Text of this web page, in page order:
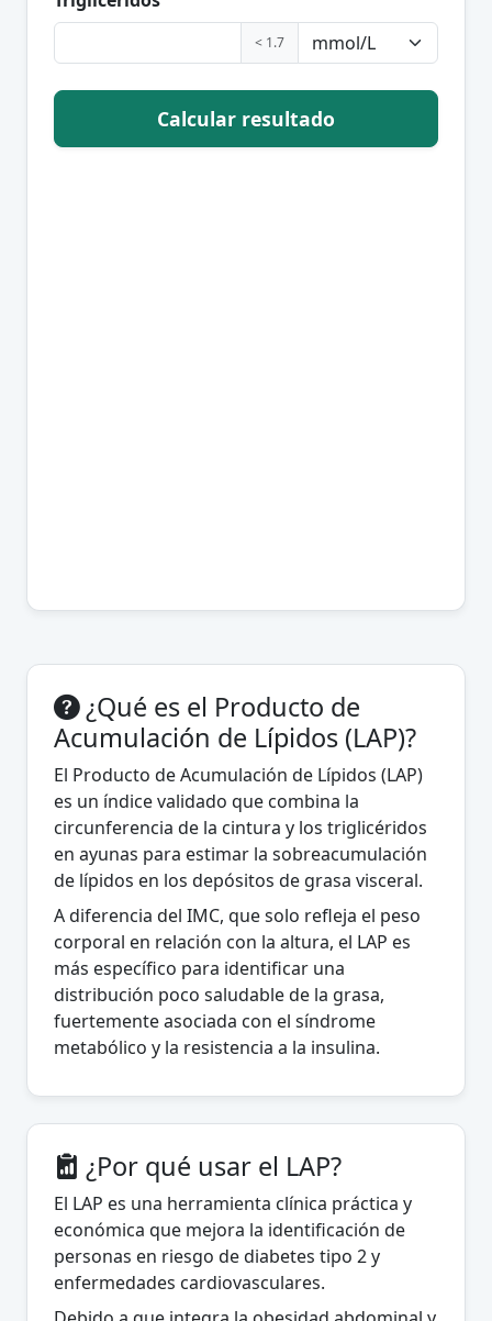
< 1.7
Calcular resultado
¿Qué es el Producto de
Acumulación de Lípidos (LAP)?
El Producto de Acumulación de Lípidos (LAP)
es un índice validado que combina la
circunferencia de la cintura y los triglicéridos
en ayunas para estimar la sobreacumulación
de lípidos en los depósitos de grasa visceral.
A diferencia del IMC, que solo refleja el peso
corporal en relación con la altura, el LAP es
más específico para identificar una
distribución poco saludable de la grasa,
fuertemente asociada con el síndrome
metabólico y la resistencia a la insulina.
¿Por qué usar el LAP?
El LAP es una herramienta clínica práctica y
económica que mejora la identificación de
personas en riesgo de diabetes tipo 2 y
enfermedades cardiovasculares.